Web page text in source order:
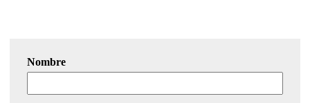
Nombre